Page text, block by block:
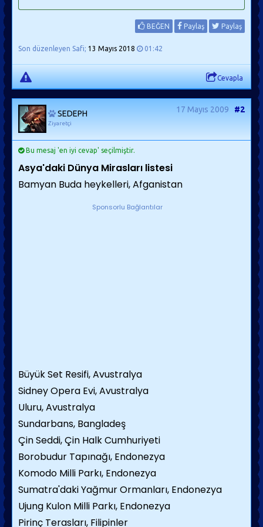
BEĞEN Paylaş Paylaş
Son düzenleyen Safi; 13 Mayıs 2018 01:42
Cevapla
SEDEPH
Ziyaretçi
17 Mayıs 2009 #2
Bu mesaj 'en iyi cevap' seçilmiştir.
Asya'daki Dünya Mirasları listesi
Bamyan Buda heykelleri, Afganistan
Sponsorlu Bağlantılar
Büyük Set Resifi, Avustralya
Sidney Opera Evi, Avustralya
Uluru, Avustralya
Sundarbans, Bangladeş
Çin Seddi, Çin Halk Cumhuriyeti
Borobudur Tapınağı, Endonezya
Komodo Milli Parkı, Endonezya
Sumatra'daki Yağmur Ormanları, Endonezya
Ujung Kulon Milli Parkı, Endonezya
Pirinç Terasları, Filipinler